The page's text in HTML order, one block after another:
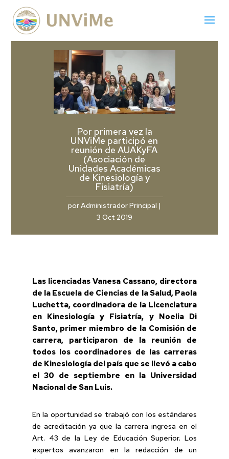
Por primera vez la
UNViMe participó en
reunión de AUAKyFA
(Asociación de
Unidades Académicas
de Kinesiología y
Fisiatría)
porAdministrador Principal |
3 Oct 2019
Las licenciadas Vanesa Cassano, directora
de la Escuela de Ciencias de la Salud, Paola
Luchetta, coordinadora de la Licenciatura
en Kinesiología y Fisiatría, y Noelia Di
Santo, primer miembro de la Comisión de
carrera, participaron de la reunión de
todos los coordinadores de las carreras
de Kinesiología del país que se llevó a cabo
el 30 de septiembre en la Universidad
Nacional de San Luis.
En la oportunidad se trabajó con los estándares
de acreditación ya que la carrera ingresa en el
Art. 43 de la Ley de Educación Superior. Los
expertos avanzaron en la redacción de un